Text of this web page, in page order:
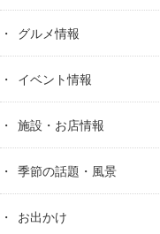
グルメ情報
イベント情報
施設・お店情報
季節の話題・風景
お出かけ